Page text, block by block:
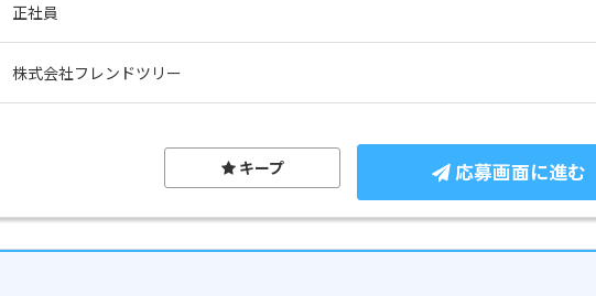
正社員
株式会社フレンドツリー
応募画面に進む
キープ